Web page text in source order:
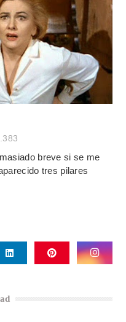
breve si se me
tres pilares